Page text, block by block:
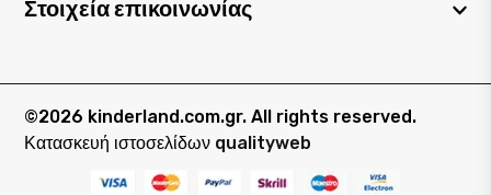
Στοιχεία επικοινωνίας
©2026 kinderland.com.gr. All rights reserved.
Κατασκευή ιστοσελίδων qualityweb